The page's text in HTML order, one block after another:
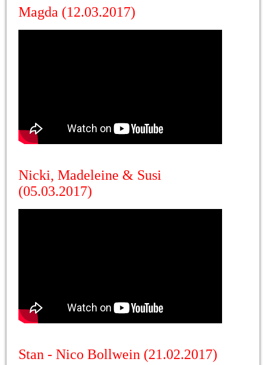
Magda (12.03.2017)
Nicki, Madeleine & Susi
(05.03.2017)
Stan - Nico Bollwein (21.02.2017)